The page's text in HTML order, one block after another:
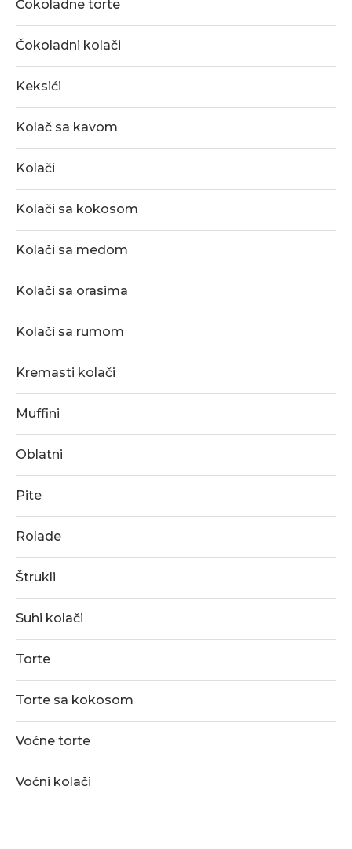
Čokoladne torte
Čokoladni kolači
Keksići
Kolač sa kavom
Kolači
Kolači sa kokosom
Kolači sa medom
Kolači sa orasima
Kolači sa rumom
Kremasti kolači
Muffini
Oblatni
Pite
Rolade
Štrukli
Suhi kolači
Torte
Torte sa kokosom
Voćne torte
Voćni kolači